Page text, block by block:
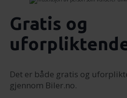
Gratis og
Det er både gratis og
gjennom Biler.no.